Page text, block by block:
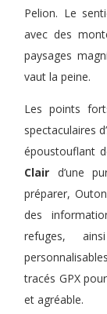
Pelion. Le
avec des
paysages
vaut la peine.
Les points
spectaculaires
époustouflant
Clair d’une
préparer,
des
refuges,
tracés GPX
et agréable.